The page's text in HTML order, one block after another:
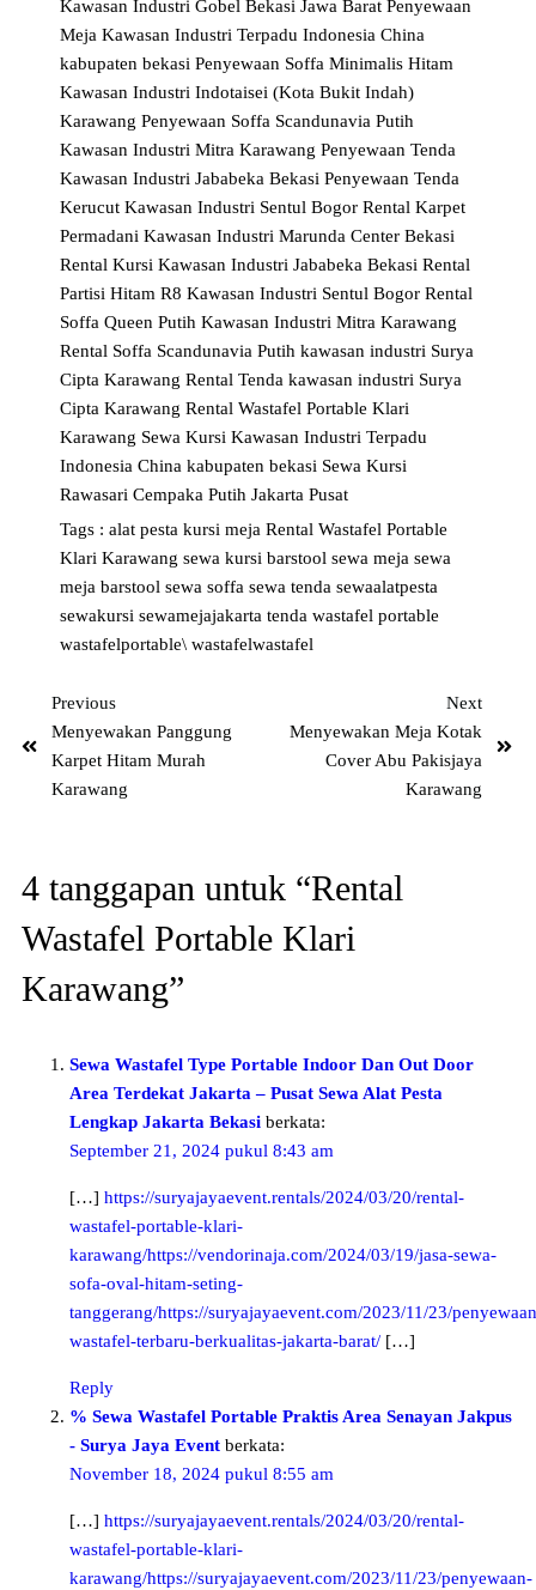
Kawasan Industri Gobel Bekasi Jawa BaratPenyewaan
Meja Kawasan Industri Terpadu Indonesia China
kabupaten bekasiPenyewaan Soffa Minimalis Hitam
Kawasan Industri Indotaisei (Kota Bukit Indah)
KarawangPenyewaan Soffa Scandunavia Putih
Kawasan Industri Mitra KarawangPenyewaan Tenda
Kawasan Industri Jababeka BekasiPenyewaan Tenda
Kerucut Kawasan Industri Sentul BogorRental Karpet
Permadani Kawasan Industri Marunda Center Bekasi
Rental Kursi Kawasan Industri Jababeka BekasiRental
Partisi Hitam R8 Kawasan Industri Sentul BogorRental
Soffa Queen Putih Kawasan Industri Mitra Karawang
Rental Soffa Scandunavia Putih kawasan industri Surya
Cipta KarawangRental Tenda kawasan industri Surya
Cipta KarawangRental Wastafel Portable Klari
Karawang Sewa Kursi Kawasan Industri Terpadu
Indonesia China kabupaten bekasi Sewa Kursi
Rawasari Cempaka Putih Jakarta Pusat
Tags : alat pestakursimejaRental Wastafel Portable
Klari Karawangsewa kursi barstoolsewa mejasewa
meja barstoolsewa soffasewa tendasewaalatpesta
sewakursisewamejajakartatendawastafel portable
wastafelportable\wastafelwastafel
Previous
Menyewakan Panggung
Karpet Hitam Murah
Karawang
Next
Menyewakan Meja Kotak
Cover Abu Pakisjaya
Karawang
4 tanggapan untuk “Rental
Wastafel Portable Klari
Karawang”
Sewa Wastafel Type Portable Indoor Dan Out Door
Area Terdekat Jakarta – Pusat Sewa Alat Pesta
Lengkap Jakarta Bekasi berkata:
September 21, 2024 pukul 8:43 am
[…] https://suryajayaevent.rentals/2024/03/20/rental-
wastafel-portable-klari-
karawang/https://vendorinaja.com/2024/03/19/jasa-sewa-
sofa-oval-hitam-seting-
tanggerang/https://suryajayaevent.com/2023/11/23/
wastafel-terbaru-berkualitas-jakarta-barat/ […]
Reply
% Sewa Wastafel Portable Praktis Area Senayan Jakpus
- Surya Jaya Event berkata:
November 18, 2024 pukul 8:55 am
[…] https://suryajayaevent.rentals/2024/03/20/rental-
wastafel-portable-klari-
karawang/https://suryajayaevent.com/2023/11/23/penyewaan-